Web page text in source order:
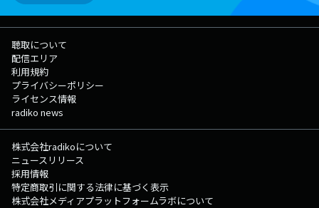
聴取について
配信エリア
利用規約
プライバシーポリシー
ライセンス情報
radiko news
株式会社radikoについて
ニュースリリース
採用情報
特定商取引に関する法律に基づく表示
株式会社メディアプラットフォームラボについて